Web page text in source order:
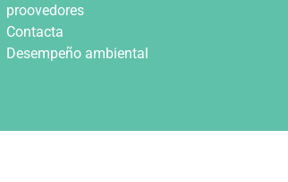
proovedores
Contacta
Desempeño ambiental